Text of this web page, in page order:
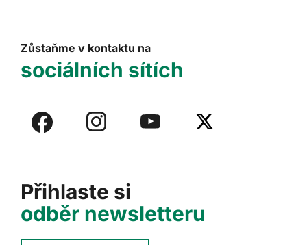
Přihlaste si
odběr newsletteru
Zůstaňme v kontaktu na
sociálních sítích